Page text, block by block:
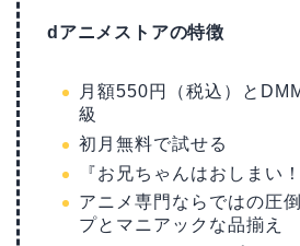
dアニメストアの特徴
月額550円（税込）と
級
初月無料で試せる
『お兄ちゃんはおしまい
アニメ専門ならではの圧
プとマニアックな品揃え